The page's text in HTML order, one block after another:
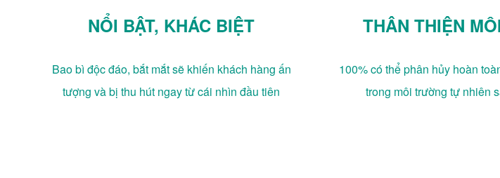
NỔI BẬT, KHÁC BIỆT
Bao bì độc đáo, bắt mắt sẽ khiến khách hàng ấn
tượng và bị thu hút ngay từ cái nhìn đầu tiên
THÂN THIỆN
100% có thể phân hủy hoàn
trong môi trường tự nhiên